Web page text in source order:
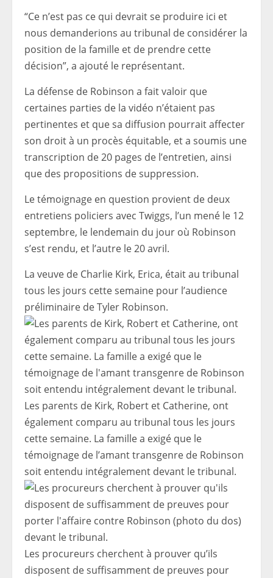
“Ce n’est pas ce qui devrait se produire ici et
nous demanderions au tribunal de considérer la
position de la famille et de prendre cette
décision”, a ajouté le représentant.
La défense de Robinson a fait valoir que
certaines parties de la vidéo n’étaient pas
pertinentes et que sa diffusion pourrait affecter
son droit à un procès équitable, et a soumis une
transcription de 20 pages de l’entretien, ainsi
que des propositions de suppression.
Le témoignage en question provient de deux
entretiens policiers avec Twiggs, l’un mené le 12
septembre, le lendemain du jour où Robinson
s’est rendu, et l’autre le 20 avril.
La veuve de Charlie Kirk, Erica, était au tribunal
tous les jours cette semaine pour l’audience
préliminaire de Tyler Robinson.
Les parents de Kirk, Robert et Catherine, ont
également comparu au tribunal tous les jours
cette semaine. La famille a exigé que le
témoignage de l’amant transgenre de Robinson
soit entendu intégralement devant le tribunal.
Les procureurs cherchent à prouver qu’ils
disposent de suffisamment de preuves pour